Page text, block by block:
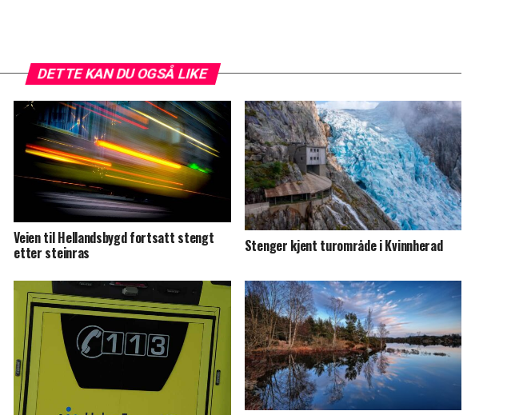
DETTE KAN DU OGSÅ LIKE
Veien til Hellandsbygd fortsatt stengt
etter steinras Stenger kjent turområde i Kvinnherad